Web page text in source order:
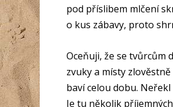
pod příslibem mlčení
o kus zábavy, proto
Oceňuji, že se
zvuky a místy
baví celou dobu.
Je tu několik